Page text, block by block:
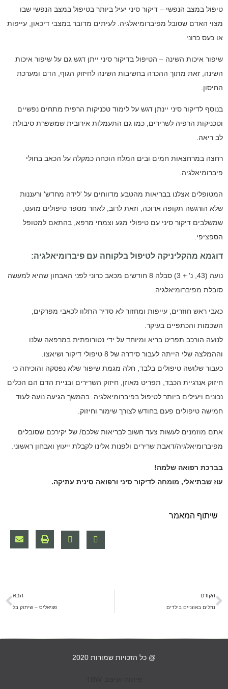
טיפול במצב הנפשי – דיקור סיני יעיל ביותר בטיפול במצב הנפשי שבו
מצוי האדם שסובל מפיברומיאלגיה. לעיתים מדובר במצבי דיכאון, עייפות
או כעס כרוני.
שיפור איכות השינה – הטיפול בדיקור סיני ייתן דגש גם על שיפור איכות
השינה, זאת מתוך ההכרה בחשיבות השינה לחיזוק הגוף, הדם ומערכת
החיסון.
בנוסף לדיקור סיני יינתן דגש על לימוד טכניקות הרפית מתחים נפשיים
וטכניקות הרפיה לשרירים, כמו גם התעמלות אירובית שמשפרת סיבולת
לב ריאה.
רחצה במרחצאות חמים ובים המלח הוכחה כמקלה על הכאב בחולי
פיברומיאלגיה.
המטופלים אצלנו בבריאות מהטבע מדווחים על 'לידה מחדש' ורעננות
שלא הורגשה תקופה ארוכה, וזאת לרוב, לאחר מספר טיפולים מועט,
שמשלבים דיקור סיני עם טיפולי מגע וצמחי מרפא, בהתאם למטופל
הספציפי.
דוגמא מהקליניקה לטיפול בלקוחה עם פיברומיאלגיה:
נועה (43, נ' + 3) סבלה 8 חודשים מכאב כרוני לפני האבחון שהיא למעשה
סובלת מפיברומיאלגיה.
כאבי ראש חוזרים, עייפות ומחזור לא סדיר התלוו לכאבי מפרקים,
השכמות והכתפיים בעיקר.
לנועה הורכב תפריט בריא ומיוחד על ידי נטורופתית במרפאה שלנו
וההמלצה שלי הייתה לעבור סידרה של 8 טיפולי דיקור ושיאצו.
כעבור שלושה טיפולים בלבד, חלה מגמת שיפור שלא נפסקה והוכיחה כי
חיזוק אנרגיית הכבד, תפריט מאוזן, חיזוק השרירים ובניית הדם הם הכלים
נכונים ויעילים ביותר לטיפול בפיברומיאלגיה. בהמשך הגיעה נועה לעוד
חמישה טיפולים פעם בחודש לצורך שימור וחיזוק.
אתם מוזמנים לעשות צעד חשוב לבריאות שלכם/ של יקירכם שסובלים
מפיברומיאלגיה/דאבת שרירים ולפנות אלינו לקבלת ייעוץ ואבחון ראשוני.
בברכת רפואה שלמה!
עוז שבתיאלי, מומחה לדיקור סיני ורפואה סינית עתיקה.
שיתוף המאמר
הקודם
נוזלים באוזניים בילדים
הבא
פציאליס – שיתוק בל
@ כל הזכויות שמורות 2020